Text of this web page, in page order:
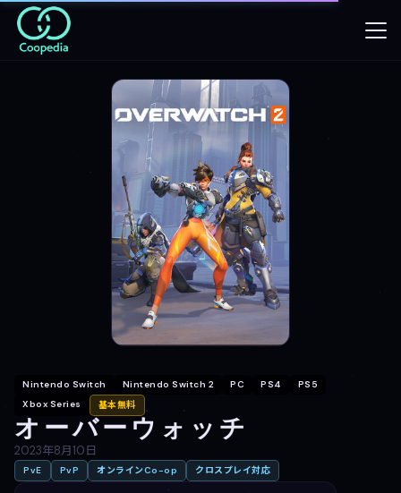
Nintendo Switch Nintendo Switch 2 PC PS4
PS5
Xbox Series
基本無料
オーバーウォッチ
2023年8月10日
PvE PvP オンラインCo-op クロスプレイ対応